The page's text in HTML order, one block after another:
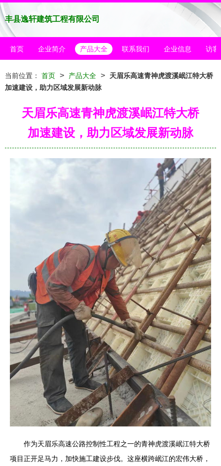
丰县逸轩建筑工程有限公司
首页 企业简介 产品大全 联系我们 企业信息 访客
当前位置： 首页 > 产品大全 >
天眉乐高速青神虎渡溪岷江特大桥
加速建设，助力区域发展新动脉
天眉乐高速青神虎渡溪岷江特大桥
加速建设，助力区域发展新动脉
作为天眉乐高速公路控制性工程之一的青神虎渡溪岷江特大桥
项目正开足马力，加快施工建设步伐。这座横跨岷江的宏伟大桥，